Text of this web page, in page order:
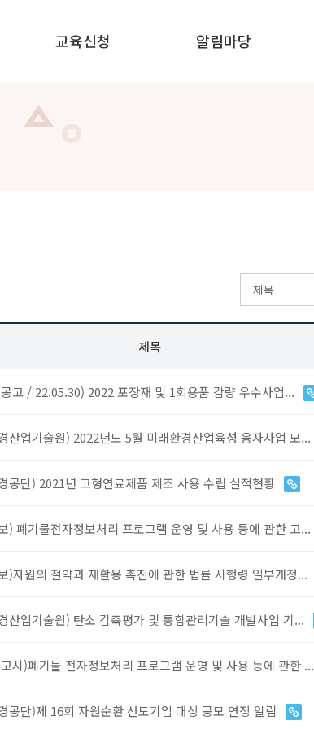
교육신청 알림마당
제목
고 / 22.05.30) 2022 포장재 및 1회용품 감량 우수사업...
산업기술원) 2022년도 5월 미래환경산업육성 융자사업 모...
공단) 2021년 고형연료제품 제조 사용 수립 실적현황
) 폐기물전자정보처리 프로그램 운영 및 사용 등에 관한 고...
)자원의 절약과 재활용 촉진에 관한 법률 시행령 일부개정...
산업기술원) 탄소 감축평가 및 통합관리기술 개발사업 기...
시)폐기물 전자정보처리 프로그램 운영 및 사용 등에 관한 ...
공단)제 16회 자원순환 선도기업 대상 공모 연장 알림